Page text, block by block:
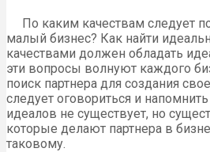
По каким качествам следует
малый бизнес? Как найти
качествами должен обладать
эти вопросы волнуют каждого
поиск партнера для создания
следует оговориться и
идеалов не существует, но
которые делают партнера в
таковому.